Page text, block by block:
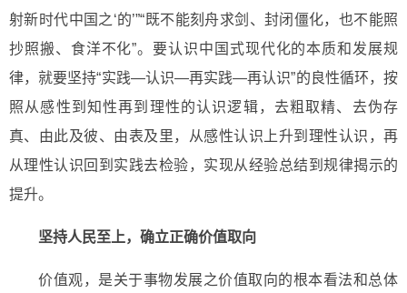
射新时代中国之‘的’”“既不能刻舟求剑、封闭僵化，也不能照
抄照搬、食洋不化”。要认识中国式现代化的本质和发展规
律，就要坚持“实践—认识—再实践—再认识”的良性循环，按
照从感性到知性再到理性的认识逻辑，去粗取精、去伪存
真、由此及彼、由表及里，从感性认识上升到理性认识，再
从理性认识回到实践去检验，实现从经验总结到规律揭示的
提升。
坚持人民至上，确立正确价值取向
价值观，是关于事物发展之价值取向的根本看法和总体